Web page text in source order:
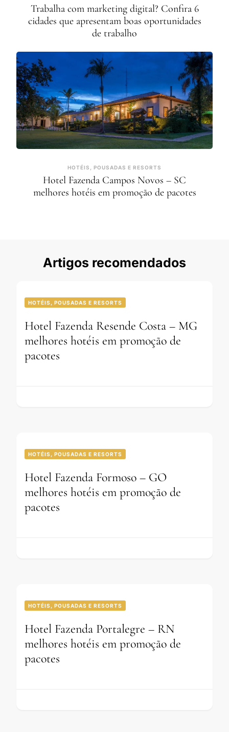
Trabalha com marketing digital? Confira 6
cidades que apresentam boas oportunidades
de trabalho
HOTÉIS, POUSADAS E RESORTS
Hotel Fazenda Campos Novos – SC
melhores hotéis em promoção de pacotes
Artigos recomendados
HOTÉIS, POUSADAS E RESORTS
Hotel Fazenda Resende Costa – MG
melhores hotéis em promoção de
pacotes
HOTÉIS, POUSADAS E RESORTS
Hotel Fazenda Formoso – GO
melhores hotéis em promoção de
pacotes
HOTÉIS, POUSADAS E RESORTS
Hotel Fazenda Portalegre – RN
melhores hotéis em promoção de
pacotes